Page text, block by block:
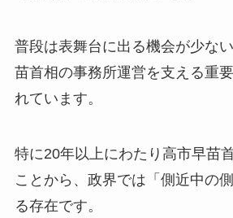
普段は表舞台に出る機会が少な
苗首相の事務所運営を支える重
れています。
特に20年以上にわたり高市早苗
ことから、政界では「側近中の
る存在です。